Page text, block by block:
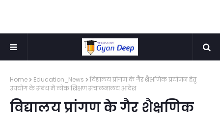
Home Education_News
विद्यालय प्रांगण के गैर शैक्षणिक प्रयोजन हेतु
उपयोग के संबंध में लोक शिक्षण संचालनालय आदेश
विद्यालय प्रांगण के गैर शैक्षणिक